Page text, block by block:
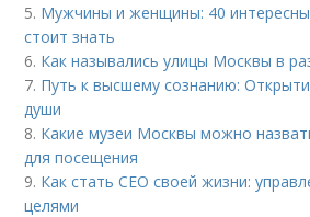
5. Мужчины и женщины: 40
стоит знать
6. Как назывались улицы Москвы в
7. Путь к высшему сознанию:
души
8. Какие музеи Москвы можно
для посещения
9. Как стать СЕО своей жизни:
целями